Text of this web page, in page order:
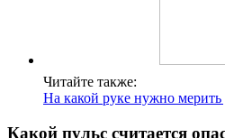
Читайте также:
На какой руке нужно мерить
Какой пульс считается